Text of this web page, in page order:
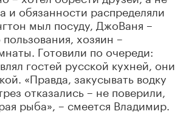
и обязанности распределяли
мыл посуду, ДжоВаня –
хозяин –
Готовили по очереди:
гостей русской кухней, они
«Правда, закусывать водку
отказались – не поверили,
рыба», – смеется Владимир.